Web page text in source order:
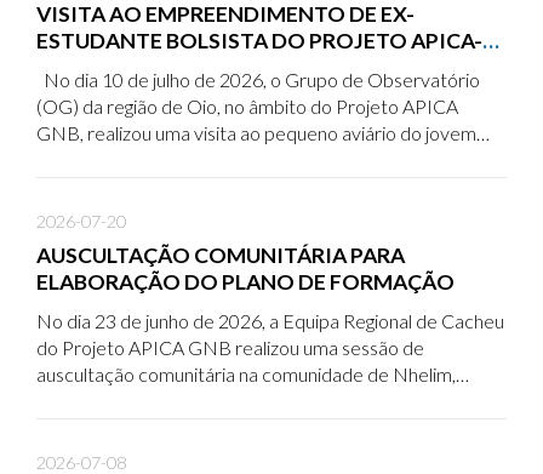
VISITA AO EMPREENDIMENTO DE EX-
ESTUDANTE BOLSISTA DO PROJETO APICA-
No dia 10 de julho de 2026, o Grupo de Observatório
(OG) da região de Oio, no âmbito do Projeto APICA
GNB, realizou uma visita ao pequeno aviário do jovem
2026-07-20
AUSCULTAÇÃO COMUNITÁRIA PARA
ELABORAÇÃO DO PLANO DE FORMAÇÃO
No dia 23 de junho de 2026, a Equipa Regional de Cacheu
do Projeto APICA GNB realizou uma sessão de
auscultação comunitária na comunidade de Nhelim,
beneficiárias e recolher informações que irão orientar as
2026-07-08